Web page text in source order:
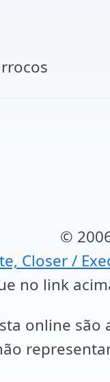
©
Closer /
no link
online